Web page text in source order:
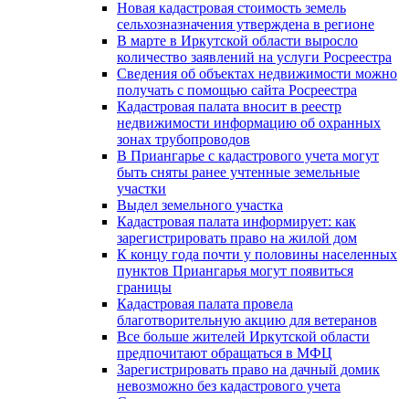
Новая кадастровая стоимость земель
сельхозназначения утверждена в регионе
В марте в Иркутской области выросло
количество заявлений на услуги Росреестра
Сведения об объектах недвижимости можно
получать с помощью сайта Росреестра
Кадастровая палата вносит в реестр
недвижимости информацию об охранных
зонах трубопроводов
В Приангарье с кадастрового учета могут
быть сняты ранее учтенные земельные
участки
Выдел земельного участка
Кадастровая палата информирует: как
зарегистрировать право на жилой дом
К концу года почти у половины населенных
пунктов Приангарья могут появиться
границы
Кадастровая палата провела
благотворительную акцию для ветеранов
Все больше жителей Иркутской области
предпочитают обращаться в МФЦ
Зарегистрировать право на дачный домик
невозможно без кадастрового учета